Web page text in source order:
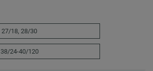
27/18, 28/30
38/24-40/120